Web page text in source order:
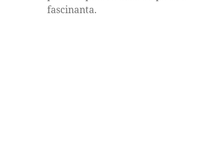
fascinanta.